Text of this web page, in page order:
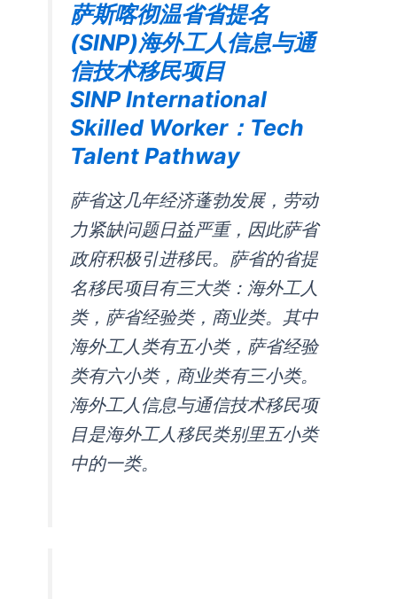
萨斯喀彻温省省提名
(SINP)海外工人信息与通
信技术移民项目
SINP International
Skilled Worker：Tech
Talent Pathway
萨省这几年经济蓬勃发展，劳动
力紧缺问题日益严重，因此萨省
政府积极引进移民。萨省的省提
名移民项目有三大类：海外工人
类，萨省经验类，商业类。其中
海外工人类有五小类，萨省经验
类有六小类，商业类有三小类。
海外工人信息与通信技术移民项
目是海外工人移民类别里五小类
中的一类。